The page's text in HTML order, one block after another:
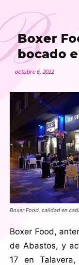
Boxer
bocado
octubre 6, 2022
Boxer Food, calidad en
Boxer Food,
de Abastos, y
17 en